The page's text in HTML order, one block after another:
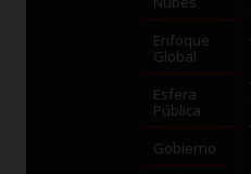
Enfoque
Global
Esfera
Pública
Gobierno